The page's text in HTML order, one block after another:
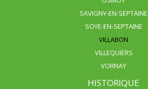
SAVIGNY-EN-SEPTAINE
SOYE-EN-SEPTAINE
VILLABON
VILLEQUIERS
VORNAY
HISTORIQUE